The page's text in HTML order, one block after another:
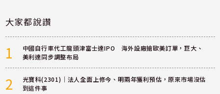
大家都說讚
1
中國自行車代工龍頭津富士達IPO 海外設廠搶歐美訂單，巨大、
美利達同步調整布局
2
光寶科(2301)｜法人全面上修今、明兩年獲利預估，原來市場沒估
到這件事